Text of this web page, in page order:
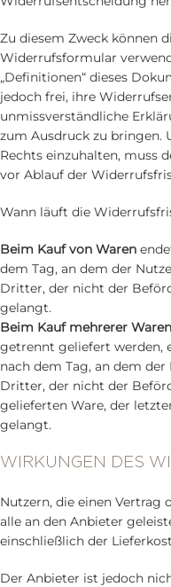
Zu diesem Zweck können
Widerrufsformular
„Definitionen“ dieses
jedoch frei, ihre
unmissverständliche
zum Ausdruck zu bringen.
Rechts einzuhalten, muss
vor Ablauf der
Wann läuft die
Beim Kauf von Waren
dem Tag, an dem der
Dritter, der nicht der
gelangt.
Beim Kauf mehrerer
getrennt geliefert werden,
nach dem Tag, an dem
Dritter, der nicht der
gelieferten Ware, der
gelangt.
WIRKUNGEN DES
Nutzern, die einen Vertrag
alle an den Anbieter
einschließlich der
Der Anbieter ist jedoch